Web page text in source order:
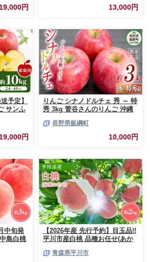
円 13,000円
予定】
サンふ
しい 林
円
りんご シナノドルチェ 秀 ～ 特
秀 3kg 菅谷さんのりんご 沖縄
頃から2026年10月上旬頃まで順
次発送予定 令和8年度出荷分 長
長野県飯綱町
10,000円
中旬発
島白桃
【2026年産 先行予約】目玉品!!
平川市産白桃 品種お任せ(あか
8玉)【今井農園】[hi-0064-003]
青森県平川市